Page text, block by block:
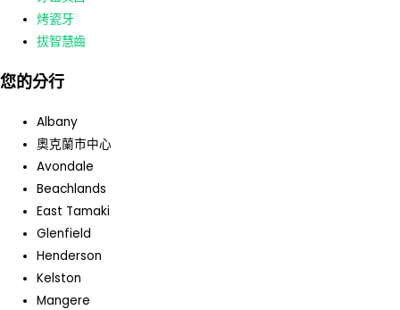
烤瓷牙
拔智慧齒
您的分行
Albany
奧克蘭市中心
Avondale
Beachlands
East Tamaki
Glenfield
Henderson
Kelston
Mangere